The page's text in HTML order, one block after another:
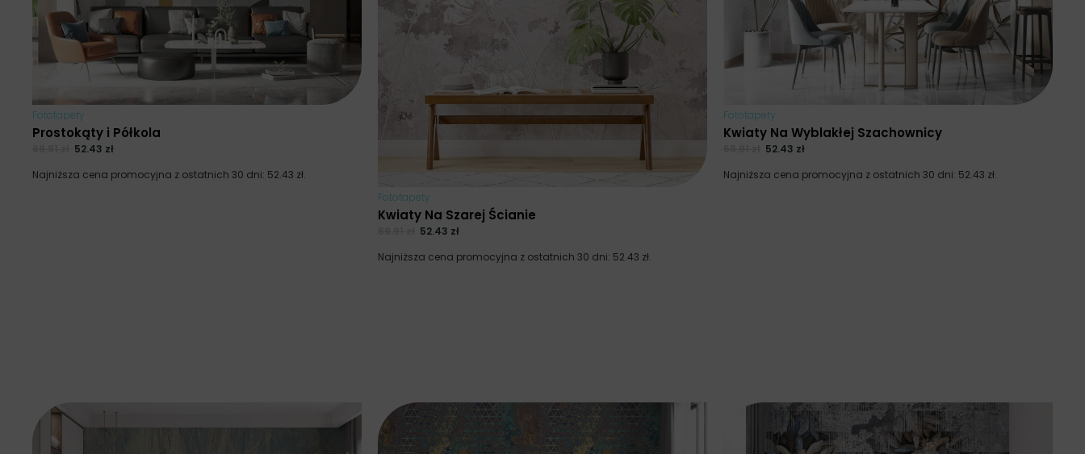
Fototapety
Prostokąty i Półkola
52.43 zł
Najniższa cena promocyjna z ostatnich 30 dni: 52.43 zł.
Fototapety
Kwiaty Na Szarej Ścianie
52.43 zł
Najniższa cena promocyjna z ostatnich 30 dni: 52.43 zł.
Fototapety
Kwiaty Na Wyblakłej Szachownicy
52.43 zł
Najniższa cena promocyjna z ostatnich 30 dni: 52.43 zł.